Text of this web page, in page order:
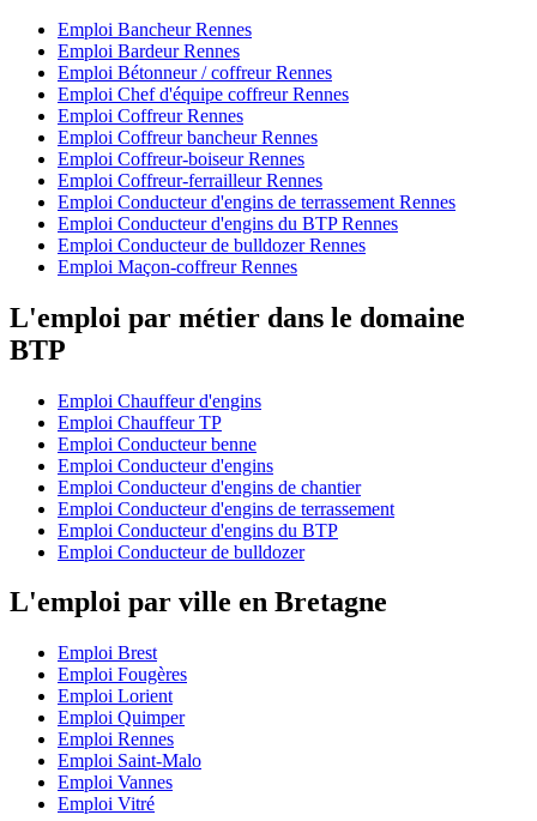
Emploi Bancheur Rennes
Emploi Bardeur Rennes
Emploi Bétonneur / coffreur Rennes
Emploi Chef d'équipe coffreur Rennes
Emploi Coffreur Rennes
Emploi Coffreur bancheur Rennes
Emploi Coffreur-boiseur Rennes
Emploi Coffreur-ferrailleur Rennes
Emploi Conducteur d'engins de terrassement Rennes
Emploi Conducteur d'engins du BTP Rennes
Emploi Conducteur de bulldozer Rennes
Emploi Maçon-coffreur Rennes
L'emploi par métier dans le domaine
BTP
Emploi Chauffeur d'engins
Emploi Chauffeur TP
Emploi Conducteur benne
Emploi Conducteur d'engins
Emploi Conducteur d'engins de chantier
Emploi Conducteur d'engins de terrassement
Emploi Conducteur d'engins du BTP
Emploi Conducteur de bulldozer
L'emploi par ville en Bretagne
Emploi Brest
Emploi Fougères
Emploi Lorient
Emploi Quimper
Emploi Rennes
Emploi Saint-Malo
Emploi Vannes
Emploi Vitré